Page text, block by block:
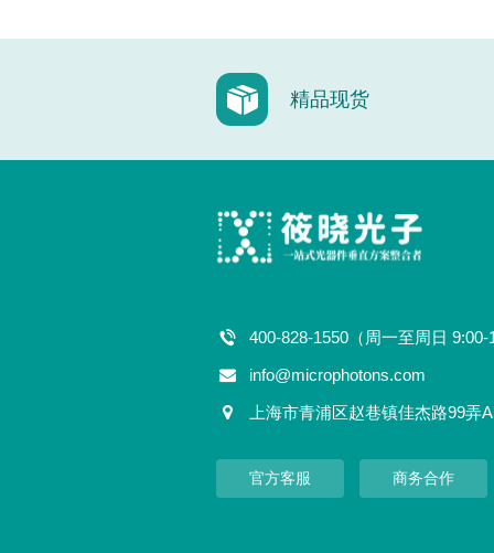
精品现货
400-828-1550（周一至周日 9:00-
info@microphotons.com
上海市青浦区赵巷镇佳杰路99弄
官方客服 商务合作